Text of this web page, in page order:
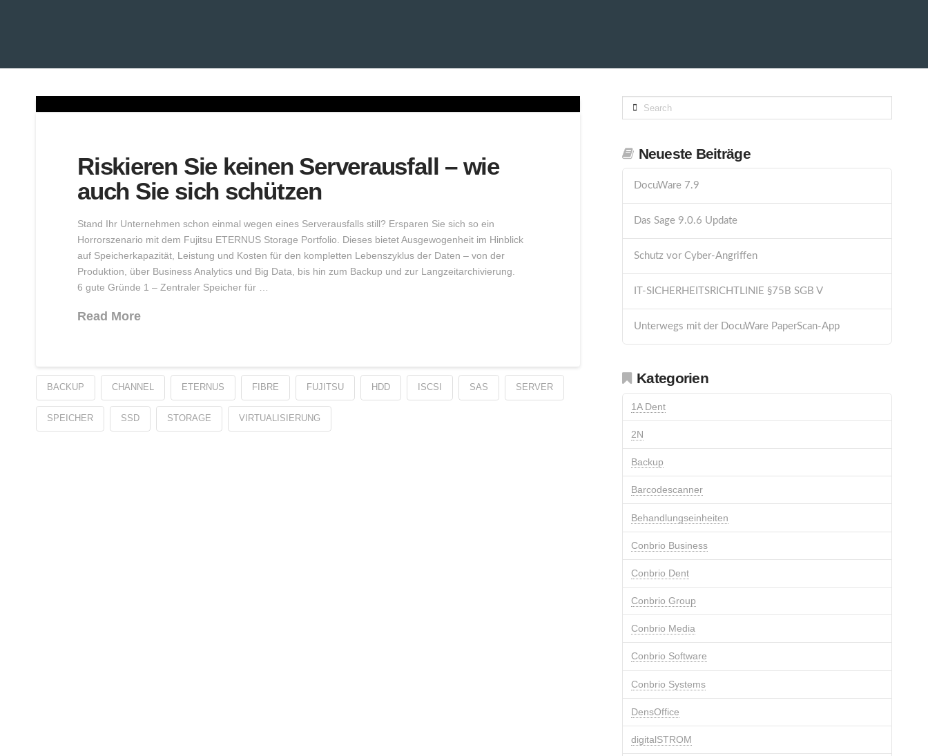
Riskieren Sie keinen Serverausfall – wie
auch Sie sich schützen
Stand Ihr Unternehmen schon einmal wegen eines Serverausfalls still? Ersparen Sie sich so ein
Horrorszenario mit dem Fujitsu ETERNUS Storage Portfolio. Dieses bietet Ausgewogenheit im Hinblick
auf Speicherkapazität, Leistung und Kosten für den kompletten Lebenszyklus der Daten – von der
Produktion, über Business Analytics und Big Data, bis hin zum Backup und zur Langzeitarchivierung.
6 gute Gründe 1 – Zentraler Speicher für …
Read More
BACKUP CHANNEL ETERNUS FIBRE FUJITSU HDD ISCSI SAS SERVER
SPEICHER SSD STORAGE VIRTUALISIERUNG
Search
Neueste Beiträge
DocuWare 7.9
Das Sage 9.0.6 Update
Schutz vor Cyber-Angriffen
IT-SICHERHEITSRICHTLINIE §75B SGB V
Unterwegs mit der DocuWare PaperScan-App
Kategorien
1A Dent
2N
Backup
Barcodescanner
Behandlungseinheiten
Conbrio Business
Conbrio Dent
Conbrio Group
Conbrio Media
Conbrio Software
Conbrio Systems
DensOffice
digitalSTROM